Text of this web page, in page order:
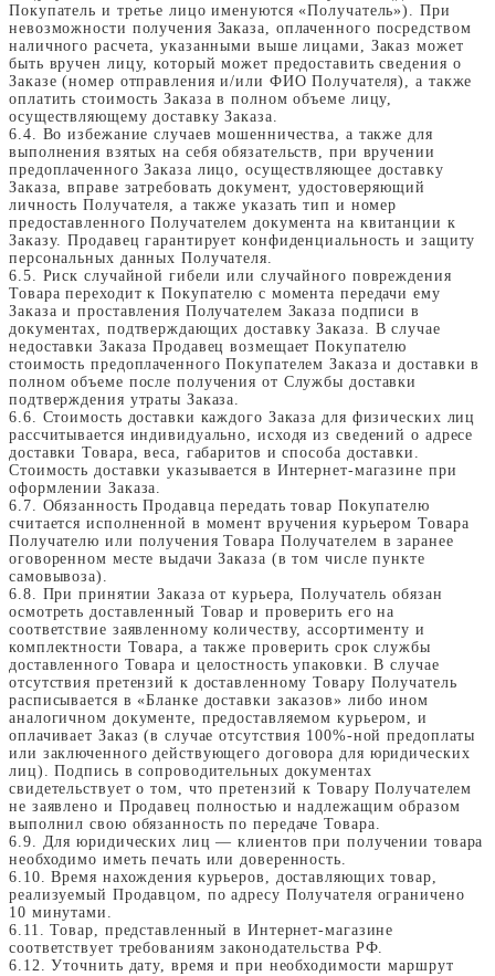
Покупатель и третье лицо именуются «Получатель»). При
невозможности получения Заказа, оплаченного посредством
наличного расчета, указанными выше лицами, Заказ может
быть вручен лицу, который может предоставить сведения о
Заказе (номер отправления и/или ФИО Получателя), а также
оплатить стоимость Заказа в полном объеме лицу,
осуществляющему доставку Заказа.
6.4. Во избежание случаев мошенничества, а также для
выполнения взятых на себя обязательств, при вручении
предоплаченного Заказа лицо, осуществляющее доставку
Заказа, вправе затребовать документ, удостоверяющий
личность Получателя, а также указать тип и номер
предоставленного Получателем документа на квитанции к
Заказу. Продавец гарантирует конфиденциальность и защиту
персональных данных Получателя.
6.5. Риск случайной гибели или случайного повреждения
Товара переходит к Покупателю с момента передачи ему
Заказа и проставления Получателем Заказа подписи в
документах, подтверждающих доставку Заказа. В случае
недоставки Заказа Продавец возмещает Покупателю
стоимость предоплаченного Покупателем Заказа и доставки в
полном объеме после получения от Службы доставки
подтверждения утраты Заказа.
6.6. Стоимость доставки каждого Заказа для физических лиц
рассчитывается индивидуально, исходя из сведений о адресе
доставки Товара, веса, габаритов и способа доставки.
Стоимость доставки указывается в Интернет-магазине при
оформлении Заказа.
6.7. Обязанность Продавца передать товар Покупателю
считается исполненной в момент вручения курьером Товара
Получателю или получения Товара Получателем в заранее
оговоренном месте выдачи Заказа (в том числе пункте
самовывоза).
6.8. При принятии Заказа от курьера, Получатель обязан
осмотреть доставленный Товар и проверить его на
соответствие заявленному количеству, ассортименту и
комплектности Товара, а также проверить срок службы
доставленного Товара и целостность упаковки. В случае
отсутствия претензий к доставленному Товару Получатель
расписывается в «Бланке доставки заказов» либо ином
аналогичном документе, предоставляемом курьером, и
оплачивает Заказ (в случае отсутствия 100%-ной предоплаты
или заключенного действующего договора для юридических
лиц). Подпись в сопроводительных документах
свидетельствует о том, что претензий к Товару Получателем
не заявлено и Продавец полностью и надлежащим образом
выполнил свою обязанность по передаче Товара.
6.9. Для юридических лиц — клиентов при получении товара
необходимо иметь печать или доверенность.
6.10. Время нахождения курьеров, доставляющих товар,
реализуемый Продавцом, по адресу Получателя ограничено
10 минутами.
6.11. Товар, представленный в Интернет-магазине
соответствует требованиям законодательства РФ.
6.12. Уточнить дату, время и при необходимости маршрут